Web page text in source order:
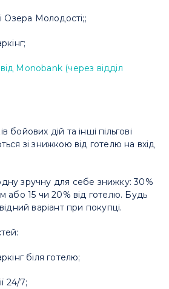
Озера Молодості;;
Monobank (через відділ
бойових дій та інші пільгові
зі знижкою від готелю на вхід
зручну для себе знижку: 30%
або 15 чи 20% від готелю. Будь
варіант при покупці.
біля готелю;
24/7;